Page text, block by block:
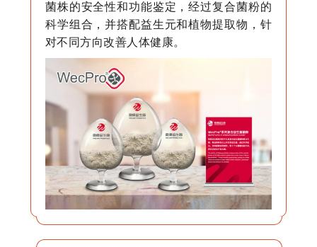
菌株的安全性和功能鉴定，经过复合菌粉的
科学组合，并搭配益生元和植物提取物，针
对不同方向改善人体健康。